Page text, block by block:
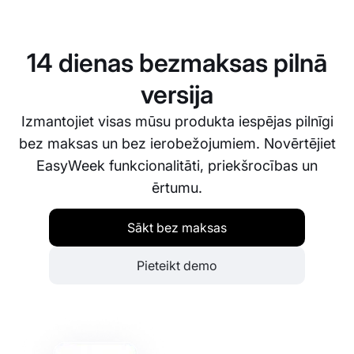
darījumi ir droši un jūsu dati ir aizsargāti.
14 dienas bezmaksas pilnā
versija
Izmantojiet visas mūsu produkta iespējas pilnīgi
bez maksas un bez ierobežojumiem. Novērtējiet
EasyWeek funkcionalitāti, priekšrocības un
ērtumu.
Sākt bez maksas
Pieteikt demo